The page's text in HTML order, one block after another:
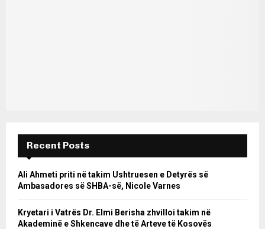
Recent Posts
Ali Ahmeti priti në takim Ushtruesen e Detyrës së
Ambasadores së SHBA-së, Nicole Varnes
Kryetari i Vatrës Dr. Elmi Berisha zhvilloi takim në
Akademinë e Shkencave dhe të Arteve të Kosovës